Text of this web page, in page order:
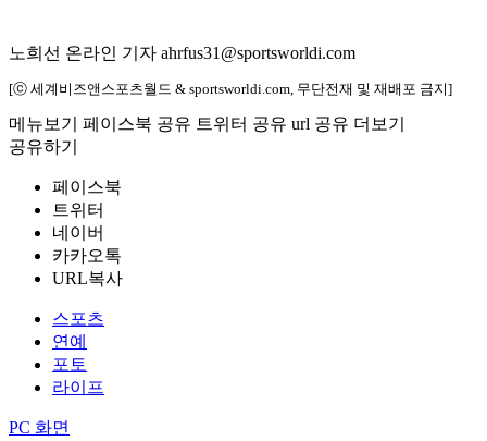
노희선 온라인 기자 ahrfus31@sportsworldi.com
[ⓒ 세계비즈앤스포츠월드 & sportsworldi.com, 무단전재 및 재배포 금지]
메뉴보기 페이스북 공유 트위터 공유 url 공유 더보기
공유하기
페이스북
트위터
네이버
카카오톡
URL복사
스포츠
연예
포토
라이프
PC 화면